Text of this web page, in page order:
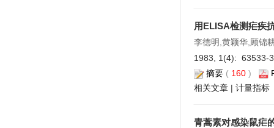
用ELISA检测疟疾
李德明,黄颖华,顾锦
1983, 1(4): 63533-
摘要 ( 160 )
相关文章 | 计量指标
青蒿素对感染鼠疟